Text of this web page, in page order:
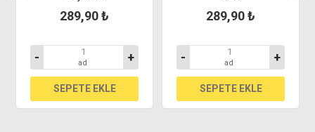
289,90 ₺
- ad +
289,90 ₺
- ad +